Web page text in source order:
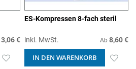
3,06 €
ZUR
ES-Kompressen 8-fach steril
inkl. MwSt. Ab 8,60 €
IN DEN WARENKORB ZUR